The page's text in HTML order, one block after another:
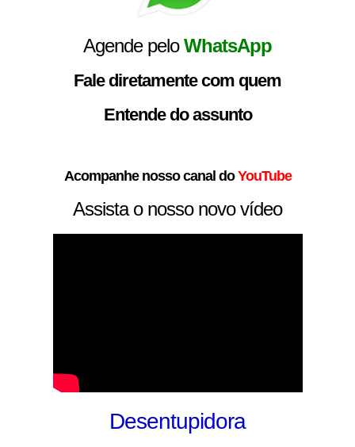
Agende peloWhatsApp
Fale diretamente com quem
Entende do assunto
Acompanhe nosso canal do YouTube
Assista o nosso novo vídeo
Desentupidora